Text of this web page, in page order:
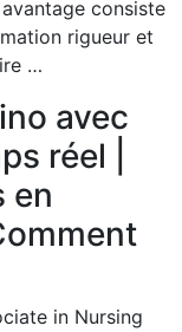
consiste
rigueur et
…
avec
réel |
en
in Nursing